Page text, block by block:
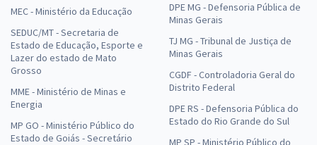
MEC - Ministério da Educação
SEDUC/MT - Secretaria de
Estado de Educação, Esporte e
Lazer do estado de Mato
Grosso
MME - Ministério de Minas e
Energia
MP GO - Ministério Público do
Estado de Goiás - Secretário
DPE MG - Defensoria Pública de
Minas Gerais
TJ MG - Tribunal de Justiça de
Minas Gerais
CGDF - Controladoria Geral do
Distrito Federal
DPE RS - Defensoria Pública do
Estado do Rio Grande do Sul
MP SP - Ministério Público do